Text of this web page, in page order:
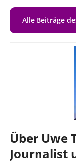
Alle Beiträge
Über Uwe
Journalist